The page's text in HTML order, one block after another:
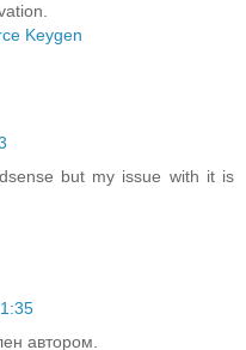
Keygen
but my issue with it is
автором.